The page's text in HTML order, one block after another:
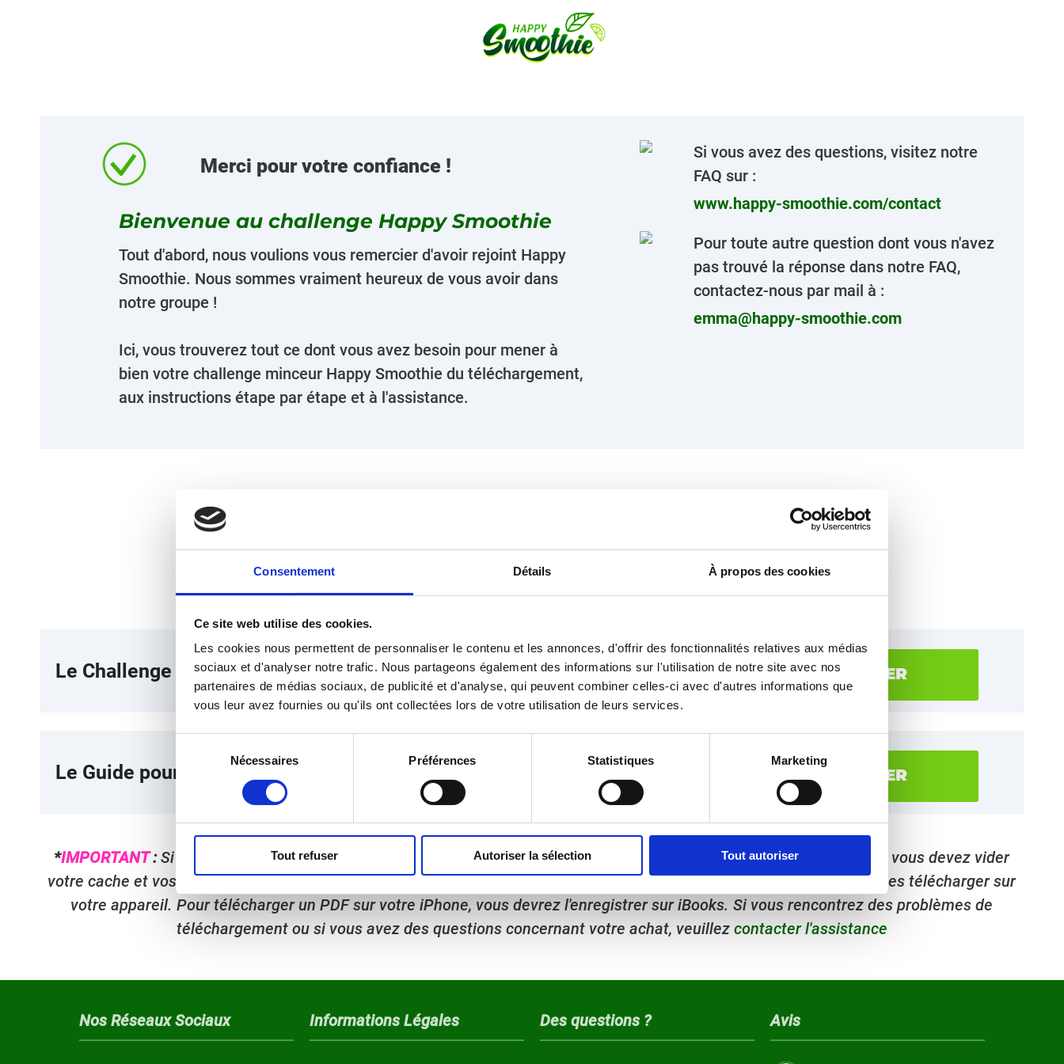
Consentement Détails À propos des cookies
Ce site web utilise des cookies.
Les cookies nous permettent de personnaliser le contenu et les annonces, d'offrir des fonctionnalités relatives aux médias
sociaux et d'analyser notre trafic. Nous partageons également des informations sur l'utilisation de notre site avec nos
partenaires de médias sociaux, de publicité et d'analyse, qui peuvent combiner celles-ci avec d'autres informations que
vous leur avez fournies ou qu'ils ont collectées lors de votre utilisation de leurs services.
consentement
Nécessaires Préférences Statistiques Marketing
Tout refuser Autoriser la sélection Tout autoriser
Merci pour votre confiance !
Bienvenue au challenge Happy Smoothie
Tout d'abord, nous voulions vous remercier d'avoir rejoint Happy
Smoothie. Nous sommes vraiment heureux de vous avoir dans
notre groupe !
Ici, vous trouverez tout ce dont vous avez besoin pour mener à
bien votre challenge minceur Happy Smoothie du téléchargement,
aux instructions étape par étape et à l'assistance.
Si vous avez des questions, visitez notre
FAQ sur :
www.happy-smoothie.com/contact
Pour toute autre question dont vous n'avez
pas trouvé la réponse dans notre FAQ,
contactez-nous par mail à :
emma@happy-smoothie.com
Accéder à votre commandeICI
Le Challenge Happy Smoothie de 21 jours CLIQUER POUR TELECHARGER
Le Guide pour bien démarrer son Challenge CLIQUER POUR TELECHARGER
*IMPORTANT:Si cliquer sur les liens de téléchargement ci-dessus vous ramène à la page d'accueil au lieu des fichiers, vous devez vider
votre cache et vos cookies et recharger la page, puis réessayer les liens. Une fois, les fichiers ouverts, assurez-vous de les télécharger sur
votre appareil. Pour télécharger un PDF sur votre iPhone, vous devrez l'enregistrer sur iBooks. Si vous rencontrez des problèmes de
téléchargement ou si vous avez des questions concernant votre achat, veuillez contacter l'assistance
Nos Réseaux Sociaux Informations Légales Des questions ? Avis